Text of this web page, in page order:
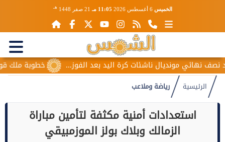
الخميس 6 أغسطس 2026 11:05 مـ 21 صفر 1448 هـ
خطوبة ملك قورة مونديال ناشئات كرة اليد بعد الفوز...
الرئيسية رياضة وملاعب
استعدادات أمنية مكثفة لتأمين مباراة
الزمالك وبلاك بولز الموزمبيقي